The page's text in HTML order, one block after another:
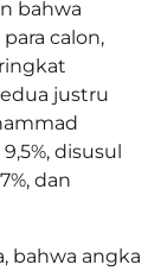
bahwa
calon,
justru
disusul
dan
bahwa angka